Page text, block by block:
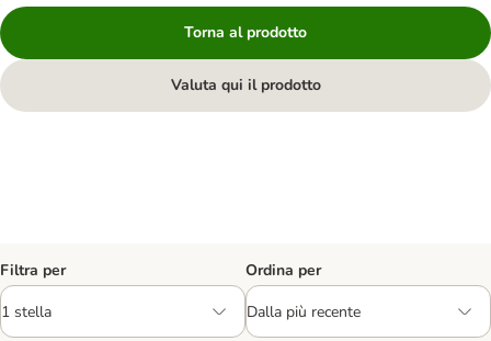
Torna al prodotto
Valuta qui il prodotto
Filtra per Ordina per